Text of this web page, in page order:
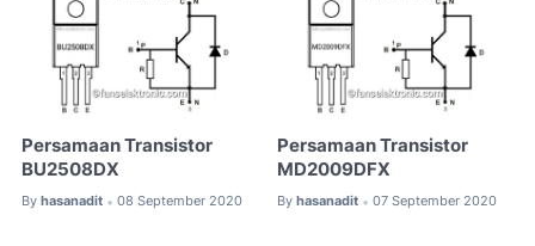
Persamaan Transistor
BU2508DX
By hasanadit • 08 September 2020
Persamaan Transistor
MD2009DFX
By hasanadit • 07 September 2020